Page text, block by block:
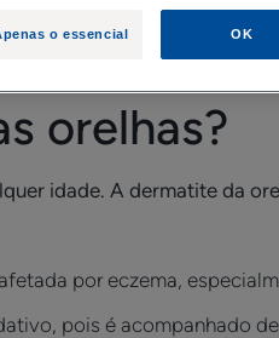
orelhas?
idade. A dermatite da
por eczema,
pois é acompanhado
o essencial OK